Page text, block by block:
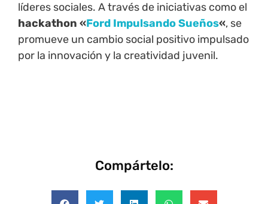
líderes sociales. A través de iniciativas como el
hackathon «Ford Impulsando Sueños«, se
promueve un cambio social positivo impulsado
por la innovación y la creatividad juvenil.
Compártelo: